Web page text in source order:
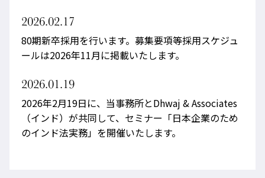
2026.02.17
80期新卒採用を行います。募集要項等採用スケジュ
ールは2026年11月に掲載いたします。
2026.01.19
2026年2月19日に、当事務所とDhwaj & Associates
（インド）が共同して、セミナー「日本企業のため
のインド法実務」を開催いたします。